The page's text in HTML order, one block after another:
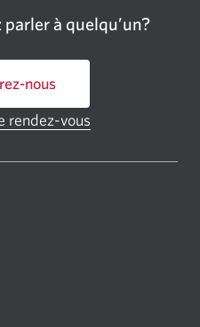
centre
Une
à quelqu’un?
nous
rendez-vous